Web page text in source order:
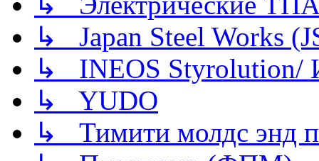
↳ Japan Steel Works
↳ INEOS
↳ YUDO
↳ Тимити молдс энд